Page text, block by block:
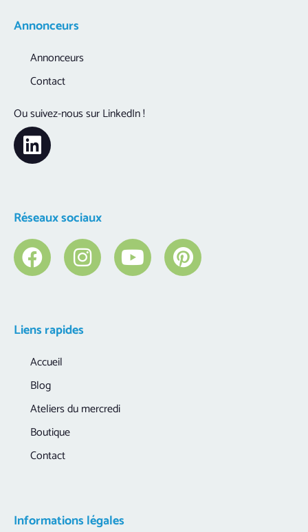
Informations légales
Liens rapides
Accueil
Blog
Ateliers du mercredi
Boutique
Contact
Réseaux sociaux
Annonceurs
Annonceurs
Contact
Ou suivez-nous sur LinkedIn !